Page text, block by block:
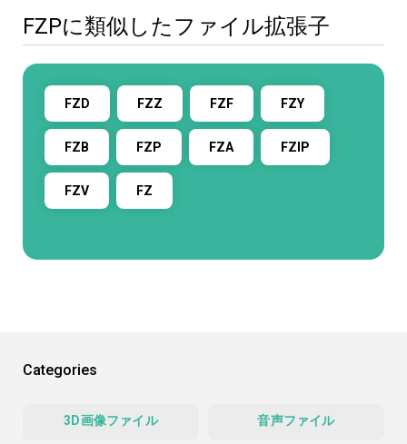
FZPに類似したファイル拡張子
FZD FZZ FZF FZY
FZB FZP FZA FZIP
FZV FZ
Categories
3D画像ファイル 音声ファイル